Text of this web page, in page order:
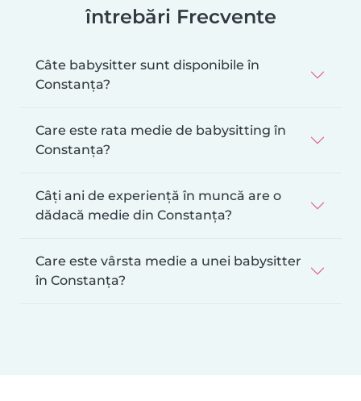
întrebări Frecvente
Câte babysitter sunt disponibile în
Constanța?
Care este rata medie de babysitting în
Constanța?
Câți ani de experiență în muncă are o
dădacă medie din Constanța?
Care este vârsta medie a unei babysitter
în Constanța?